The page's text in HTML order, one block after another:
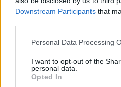
Downstream Participants that
Please note that this website/
not limited to your visit or usage
grant or deny consent to
use your data for below
Personal Data Processing
I want to opt-out of the
personal data.
Opted In
Fotók: Wágner Csapó József